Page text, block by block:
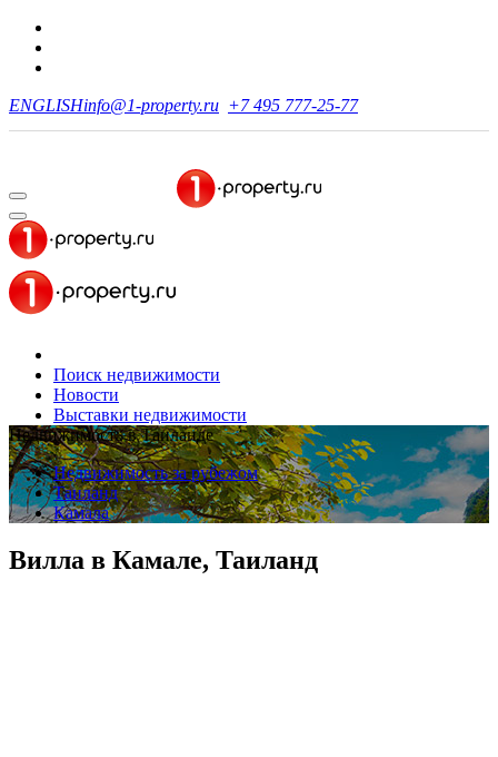
ENGLISHinfo@1-property.ru +7 495 777-25-77
Поиск недвижимости
Новости
Выставки недвижимости
Недвижимость в Таиланде
Недвижимость за рубежом
Таиланд
Камала
Вилла в Камале, Таиланд